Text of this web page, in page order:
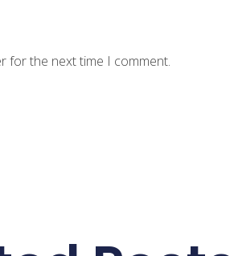
for the next time I comment.